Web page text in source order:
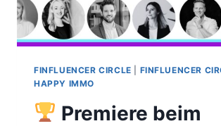
FINFLUENCER CIRCLE FINFLUENCER
HAPPY IMMO
Premiere beim